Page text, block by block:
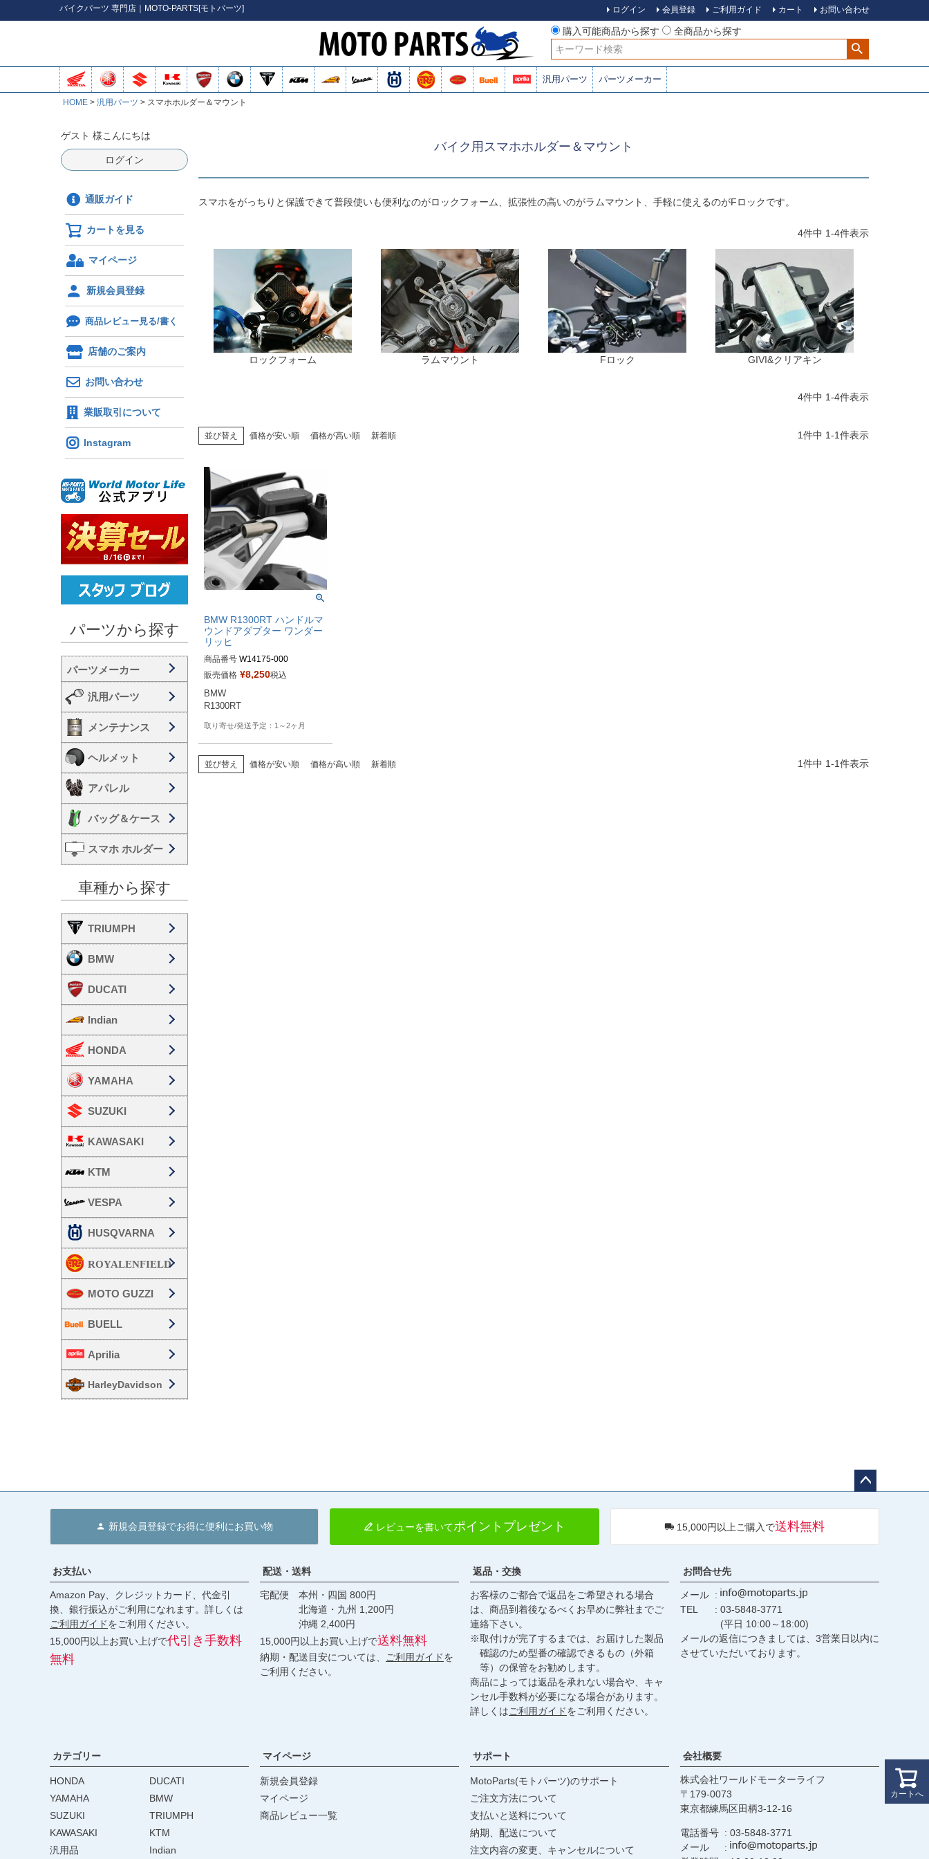
バイクパーツ 専門店｜MOTO-PARTS[モトパーツ] ログイン 会員登録 ご利用ガイド カート お問い合わせ
購入可能商品から探す
全商品から探す
検索
汎用パーツ パーツメーカー
HOME 汎用パーツ スマホホルダー＆マウント
ゲスト 様こんにちは
ログイン
通販ガイド
カートを見る
マイページ
新規会員登録
商品レビュー見る/書く
店舗のご案内
お問い合わせ
業販取引について
Instagram
パーツから探す
汎用パーツ
メンテナンス
ヘルメット
アパレル
バッグ＆ケース
スマホ ホルダー
車種から探す
TRIUMPH
BMW
DUCATI
Indian
HONDA
YAMAHA
SUZUKI
KAWASAKI
KTM
VESPA
HUSQVARNA
MOTO GUZZI
BUELL
Aprilia
HarleyDavidson
バイク用スマホホルダー＆マウント
スマホをがっちりと保護できて普段使いも便利なのがロックフォーム、拡張性の高いのがラムマウント、手軽に使えるのがFロックです。
4件中 1-4件表示
ロックフォーム ラムマウント Fロック GIVI&クリアキン
4件中 1-4件表示
並び替え 価格が安い順 価格が高い順 新着順 1件中 1-1件表示
BMW R1300RT ハンドルマ
ウンドアダプター ワンダー
リッヒ
商品番号 W14175-000
販売価格 ¥8,250税込
BMW
1～2ヶ月
並び替え 価格が安い順 価格が高い順 新着順 1件中 1-1件表示
カートへ
へ
新規会員登録でお得に便利にお買い物 レビューを書いてポイントプレゼント 15,000円以上ご購入で送料無料
お支払い
Amazon Pay、クレジットカード、代金引
換、銀行振込がご利用になれます。詳しくは
ご利用ガイドをご利用ください。
15,000円以上お買い上げで代引き手数料
無料
配送・送料
宅配便 本州・四国 800円
北海道・九州 1,200円
沖縄 2,400円
15,000円以上お買い上げで送料無料
納期・配送目安については、 ご利用ガイドを
ご利用ください。
返品・交換
お客様のご都合で返品をご希望される場合
は、商品到着後なるべくお早めに弊社までご
連絡下さい。
※取付けが完了するまでは、お届けした製品
確認のため型番の確認できるもの（外箱
等）の保管をお勧めします。
商品によっては返品を承れない場合や、キャ
ンセル手数料が必要になる場合があります。
詳しくはご利用ガイドをご利用ください。
お問合せ先
メール
TEL
03-5848-3771
(平日 10:00～18:00)
メールの返信につきましては、3営業日以内に
させていただいております。
カテゴリー
HONDA
YAMAHA
SUZUKI
KAWASAKI
汎用品
DUCATI
BMW
TRIUMPH
KTM
Indian
マイページ
新規会員登録
マイページ
商品レビュー一覧
サポート
MotoParts(モトパーツ)のサポート
ご注文方法について
支払いと送料について
納期、配送について
注文内容の変更、キャンセルについて
会社概要
株式会社ワールドモーターライフ
179-0073
東京都練馬区田柄3-12-16
電話番号
03-5848-3771
メール